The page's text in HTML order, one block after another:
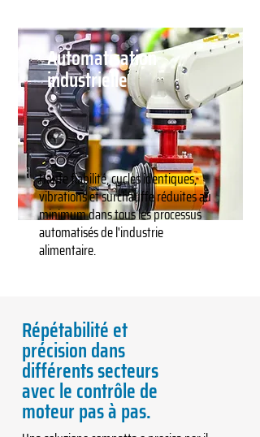
Automatisation
industrielle
Haute fiabilité, cycles identiques,
vibrations et surchauffe réduites au
minimum dans tous les processus
automatisés de l'industrie
alimentaire.
Répétabilité et
précision dans
différents secteurs
avec le contrôle de
moteur pas à pas.